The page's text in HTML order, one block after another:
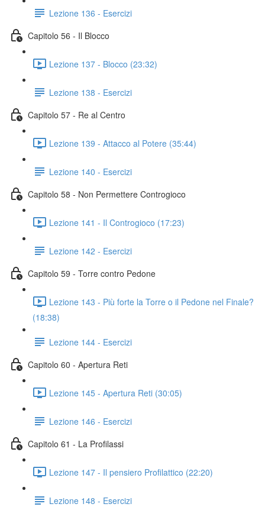
Lezione 136 - Esercizi
Capitolo 56 - Il Blocco
Lezione 137 - Blocco (23:32)
Lezione 138 - Esercizi
Capitolo 57 - Re al Centro
Lezione 139 - Attacco al Potere (35:44)
Lezione 140 - Esercizi
Capitolo 58 - Non Permettere Controgioco
Lezione 141 - Il Controgioco (17:23)
Lezione 142 - Esercizi
Capitolo 59 - Torre contro Pedone
Lezione 143 - Più forte la Torre o il Pedone nel Finale?
(18:38)
Lezione 144 - Esercizi
Capitolo 60 - Apertura Reti
Lezione 145 - Apertura Reti (30:05)
Lezione 146 - Esercizi
Capitolo 61 - La Profilassi
Lezione 147 - Il pensiero Profilattico (22:20)
Lezione 148 - Esercizi